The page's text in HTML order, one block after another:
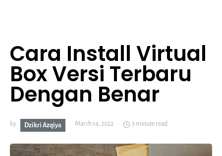
Cara Install Virtual
Box Versi Terbaru
Dengan Benar
by Dzikri Azqiya March 14, 2022 3 minute read